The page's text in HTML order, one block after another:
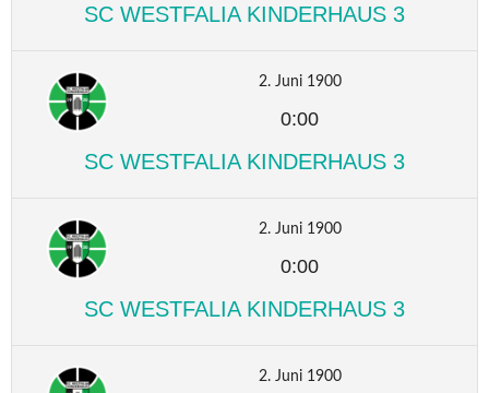
SC WESTFALIA KINDERHAUS 3
2. Juni 1900
0:00
SC WESTFALIA KINDERHAUS 3
2. Juni 1900
0:00
SC WESTFALIA KINDERHAUS 3
2. Juni 1900